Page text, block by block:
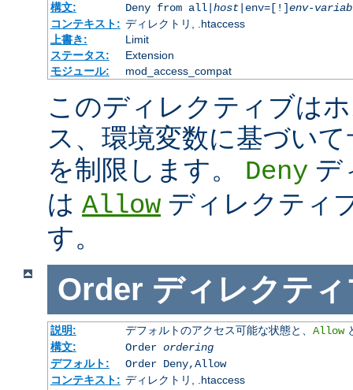
構文:
Deny from all| host|env=[!]env-
コンテキスト: ディレクトリ, .htaccess
上書き:
Limit
ステータス:
Extension
モジュール:
mod_access_compat
このディレクティブは
ス、環境変数に基づい
を制限します。 Deny デ
は Allow ディレクティ
す。
Order ディレクティ
説明: デフォルトのアクセス可能な状態と、 Allow
構文:
Order ordering
デフォルト:
Order Deny,Allow
コンテキスト: ディレクトリ, .htaccess